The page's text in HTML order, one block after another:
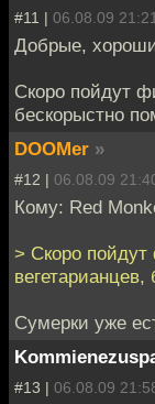
#11 | 06.08.09 21:21
Добрые,
Скоро пойдут
бескорыстно
DOOMer »
#12 | 06.08.09
Кому: Red
> Скоро
Сумерки уже
#13 | 06.08.09